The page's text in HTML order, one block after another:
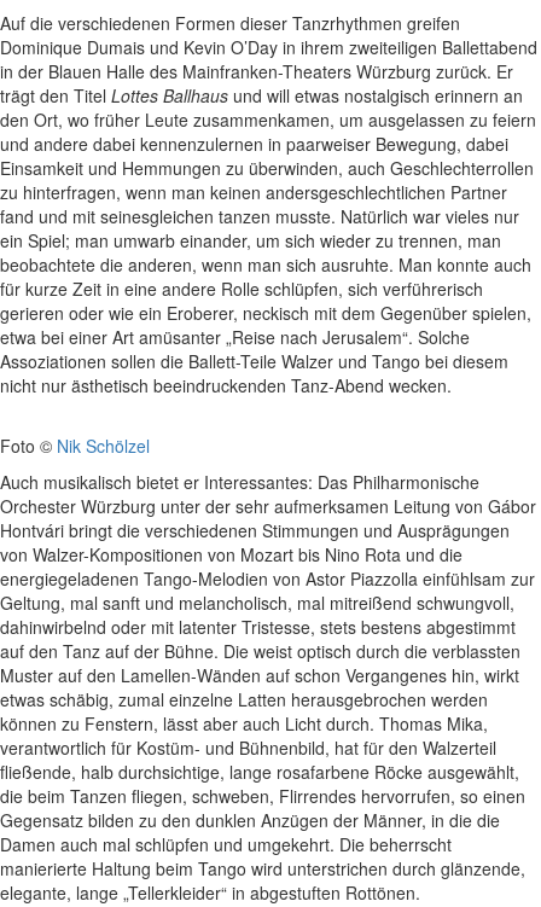
Auf die verschiedenen Formen dieser Tanzrhythmen greifen
Dominique Dumais und Kevin O’Day in ihrem zweiteiligen Ballettabend
in der Blauen Halle des Mainfranken-Theaters Würzburg zurück. Er
trägt den Titel Lottes Ballhaus und will etwas nostalgisch erinnern an
den Ort, wo früher Leute zusammenkamen, um ausgelassen zu feiern
und andere dabei kennenzulernen in paarweiser Bewegung, dabei
Einsamkeit und Hemmungen zu überwinden, auch Geschlechterrollen
zu hinterfragen, wenn man keinen andersgeschlechtlichen Partner
fand und mit seinesgleichen tanzen musste. Natürlich war vieles nur
ein Spiel; man umwarb einander, um sich wieder zu trennen, man
beobachtete die anderen, wenn man sich ausruhte. Man konnte auch
für kurze Zeit in eine andere Rolle schlüpfen, sich verführerisch
gerieren oder wie ein Eroberer, neckisch mit dem Gegenüber spielen,
etwa bei einer Art amüsanter „Reise nach Jerusalem“. Solche
Assoziationen sollen die Ballett-Teile Walzer und Tango bei diesem
nicht nur ästhetisch beeindruckenden Tanz-Abend wecken.
Foto © Nik Schölzel
Auch musikalisch bietet er Interessantes: Das Philharmonische
Orchester Würzburg unter der sehr aufmerksamen Leitung von Gábor
Hontvári bringt die verschiedenen Stimmungen und Ausprägungen
von Walzer-Kompositionen von Mozart bis Nino Rota und die
energiegeladenen Tango-Melodien von Astor Piazzolla einfühlsam zur
Geltung, mal sanft und melancholisch, mal mitreißend schwungvoll,
dahinwirbelnd oder mit latenter Tristesse, stets bestens abgestimmt
auf den Tanz auf der Bühne. Die weist optisch durch die verblassten
Muster auf den Lamellen-Wänden auf schon Vergangenes hin, wirkt
etwas schäbig, zumal einzelne Latten herausgebrochen werden
können zu Fenstern, lässt aber auch Licht durch. Thomas Mika,
verantwortlich für Kostüm- und Bühnenbild, hat für den Walzerteil
fließende, halb durchsichtige, lange rosafarbene Röcke ausgewählt,
die beim Tanzen fliegen, schweben, Flirrendes hervorrufen, so einen
Gegensatz bilden zu den dunklen Anzügen der Männer, in die die
Damen auch mal schlüpfen und umgekehrt. Die beherrscht
manierierte Haltung beim Tango wird unterstrichen durch glänzende,
elegante, lange „Tellerkleider“ in abgestuften Rottönen.